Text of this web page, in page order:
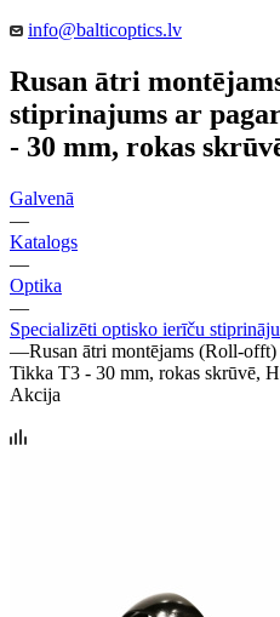
info@balticoptics.lv
Rusan ātri
stiprinajums ar
- 30 mm, rokas
Galvenā
—
Katalogs
—
Optika
—
Specializēti optisko ierīču
—Rusan ātri montējams (Roll-
Tikka T3 - 30 mm, rokas skrūvē,
Akcija